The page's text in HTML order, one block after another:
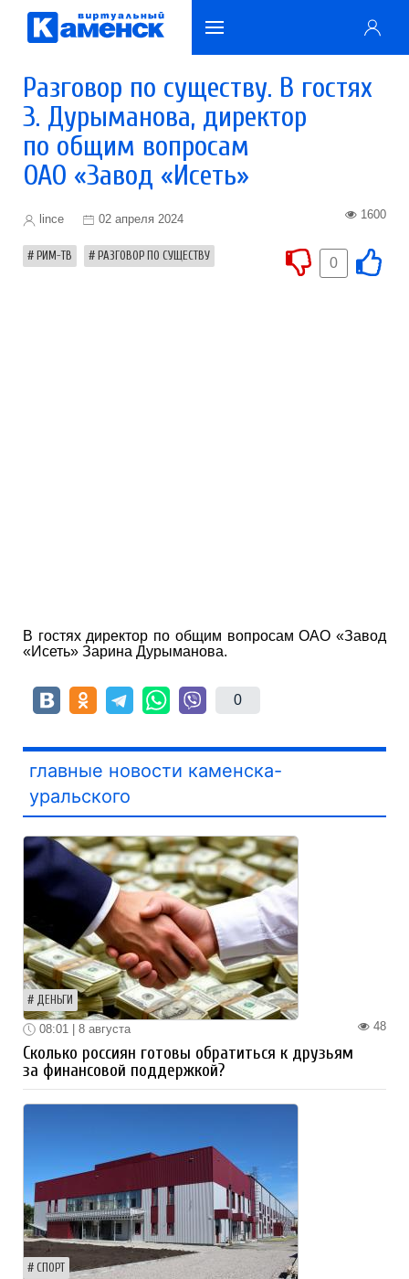
Разговор по существу. В гостях
З. Дурыманова, директор
по общим вопросам
ОАО «Завод «Исеть»
lince 02 апреля 2024 1600
РИМ-ТВ РАЗГОВОР ПО СУЩЕСТВУ 0
В гостях директор по общим вопросам ОАО «Завод
«Исеть» Зарина Дурыманова.
0
главные новости каменска-
уральского
ДЕНЬГИ
48
08:01 | 8 августа
Сколько россиян готовы обратиться к друзьям
за финансовой поддержкой?
СПОРТ